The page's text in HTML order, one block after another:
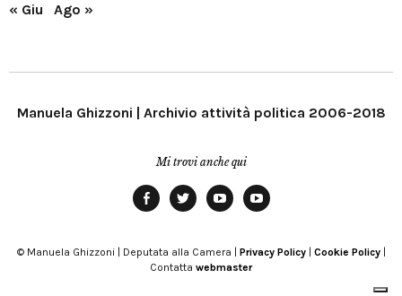
« Giu Ago »
Manuela Ghizzoni | Archivio attività politica 2006-2018
Mi trovi anche qui
Modena
© Manuela Ghizzoni | Deputata alla Camera | Privacy Policy| Cookie Policy|
Contatta webmaster